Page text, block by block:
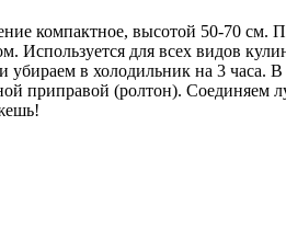
компактное, высотой 50-70 см.
для всех видов
в холодильник на 3
приправой (ролтон).